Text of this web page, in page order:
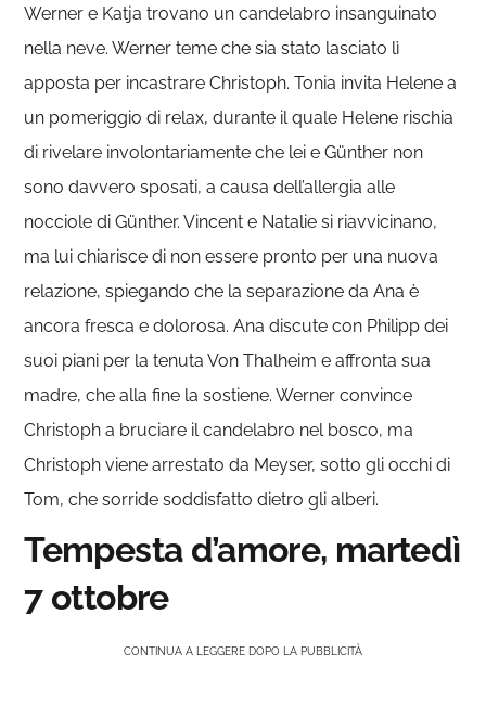
Werner e Katja trovano un candelabro insanguinato
nella neve. Werner teme che sia stato lasciato lì
apposta per incastrare Christoph. Tonia invita Helene a
un pomeriggio di relax, durante il quale Helene rischia
di rivelare involontariamente che lei e Günther non
sono davvero sposati, a causa dell’allergia alle
nocciole di Günther. Vincent e Natalie si riavvicinano,
ma lui chiarisce di non essere pronto per una nuova
relazione, spiegando che la separazione da Ana è
ancora fresca e dolorosa. Ana discute con Philipp dei
suoi piani per la tenuta Von Thalheim e affronta sua
madre, che alla fine la sostiene. Werner convince
Christoph a bruciare il candelabro nel bosco, ma
Christoph viene arrestato da Meyser, sotto gli occhi di
Tom, che sorride soddisfatto dietro gli alberi.
Tempesta d’amore, martedì
7 ottobre
CONTINUA A LEGGERE DOPO LA PUBBLICITÀ